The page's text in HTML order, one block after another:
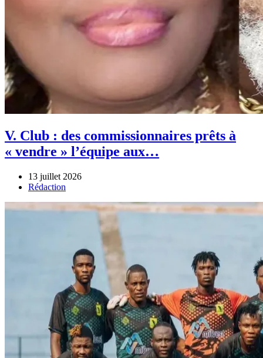
V. Club : des commissionnaires prêts à
« vendre » l’équipe aux…
13 juillet 2026
Author
Rédaction